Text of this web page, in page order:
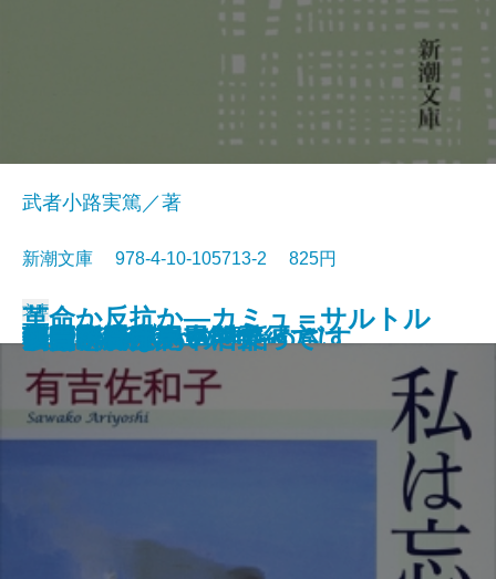
けものたちは故郷をめざす
エロ事師たち
恋愛論
藤十郎の恋・恩讐の彼方に
華岡青洲の妻
地下室の手記
一千一秒物語
人斬り以蔵
革命か反抗か―カミュ＝サルトル
論争―
人生論・愛について
武者小路実篤／著
新潮文庫 978-4-10-105713-2 825円
文庫
私は忘れない
夢判断〔上〕
夢判断〔下〕
金色夜叉
ペスト
李陵・山月記
マクベス
機械・春は馬車に乗って
刺青・秘密
シーシュポスの神話